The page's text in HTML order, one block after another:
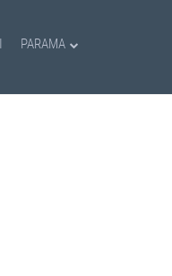
PARAMA